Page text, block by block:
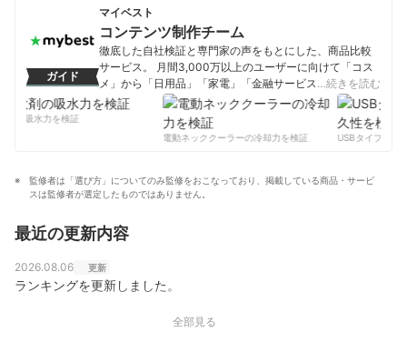
も従事。トリマー兼トレーナーとして動物保護活動にも
取り組む。
大谷幸代のプロフィール
ガイド
マイベスト
コンテンツ制作チーム
徹底した自社検証と専門家の声をもとにした、商品比較
サービス。 月間3,000万以上のユーザーに向けて「コス
メ」から「日用品」「家電」「金融サービス」まで、ベ
ストな商品を選んでもらうために、毎日コンテンツを制
コンテンツ制作チームのプロフィール
…続きを読む
の吸水力を検証
電動ネッククーラーの冷却力を検証
USBタイプCケー
監修者は「選び方」についてのみ監修をおこなっており、掲載している商品・サービ
スは監修者が選定したものではありません。
最近の更新内容
2026.08.06 更新
ランキングを更新しました。
全部見る